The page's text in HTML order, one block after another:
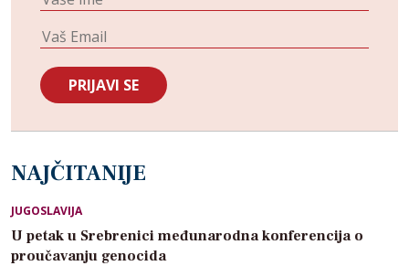
NAJČITANIJE
JUGOSLAVIJA
U petak u Srebrenici međunarodna konferencija o
proučavanju genocida